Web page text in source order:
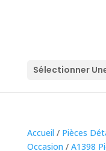
Sélectionner
Accueil / Pièces
Occasion / A1398